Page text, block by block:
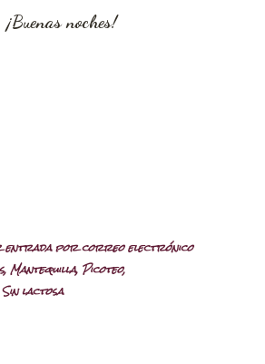
¡Buenas noches!
entrada por correo electrónico
Mantequilla Picoteo
Sin lactosa